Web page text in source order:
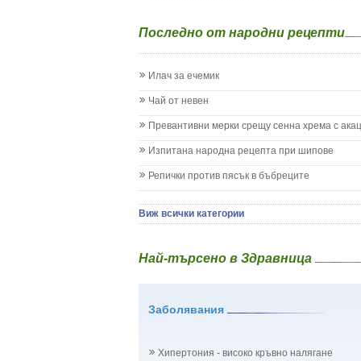
Жълтеница
Запек на бебето и детето
Кашлица при бебето и детето
Колики
Менингит
Млечница
Нощно напикаване - енуреза
Плач
Проблеми с очите на бебето и детето
Рубеола
Последно от народни рецепти
Илач за ечемик
Чай от невен
Превантивни мерки срещу сенна хрема с
Изпитана народна рецепта при шипове
Репички против пясък в бъбреците
Виж всички категории
Най-търсено в Здравница
Заболявания
Хипертония - високо кръвно налягане